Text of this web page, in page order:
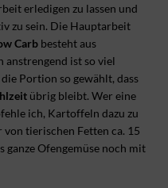
erledigen zu lassen und
zu sein. Die Hauptarbeit
Carb besteht aus
ist so viel
Portion so gewählt, dass
übrig bleibt. Wer eine
ich, Kartoffeln dazu zu
tierischen Fetten ca. 15
ganze Ofengemüse noch mit